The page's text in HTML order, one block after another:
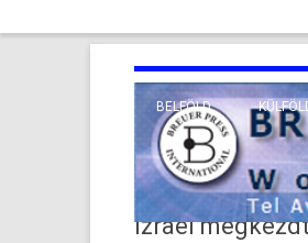
BELFÖLD
VALLÁS
Izrael